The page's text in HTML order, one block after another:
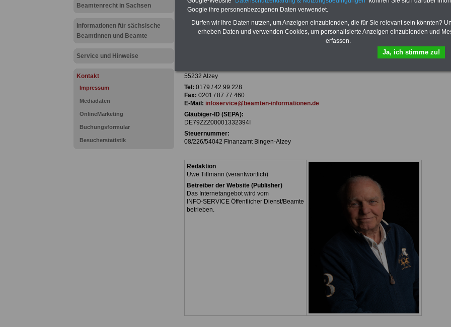
Beamtenrecht in Sachsen
Informationen für sächsische
Beamtinnen und Beamte
Service und Hinweise
Kontakt
Impressum
Mediadaten
OnlineMarketing
Buchungsformular
Besucherstatistik
Anbieter (nach § 5 Telemediengesetz)
55232 Alzey
Tel: 0179 / 42 99 228
Fax: 0201 / 87 77 460
E-Mail: infoservice@beamten-informationen.de
Gläubiger-ID (SEPA):
DE79ZZZ00001332394I
Steuernummer:
08/226/54042 Finanzamt Bingen-Alzey
Redaktion
Uwe Tillmann (verantwortlich)
Betreiber der Website (Publisher)
Das Internetangebot wird vom
INFO-SERVICE Öffentlicher Dienst/Beamte
betrieben.
Google ihre personenbezogenen Daten verwendet.
Dürfen wir Ihre Daten nutzen, um Anzeigen einzublenden, die für Sie relevant sein könnten?
erheben Daten und verwenden Cookies, um personalisierte Anzeigen einzublenden und
erfassen.
Ja, ich stimme zu!